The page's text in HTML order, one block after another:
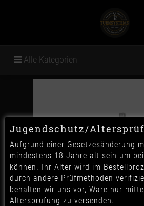
Alle Kategorien
Jugendschutz/
Aufgrund einer Gesetzesänderung
mindestens 18 Jahre alt sein um
können. Ihr Alter wird im
durch andere Prüfmethoden
behalten wir uns vor, Ware nur
Altersprüfung zu versenden.